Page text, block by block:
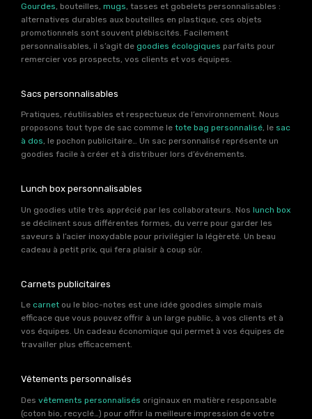
Gourdes, bouteilles, mugs, tasses et gobelets personnalisables :
alternatives durables aux bouteilles en plastique, ces objets
promotionnels sont souvent plébiscités. Facilement
personnalisables, il s’agit de goodies écologiques parfaits pour
remercier vos prospects, vos clients et vos équipes.
Sacs personnalisables
Pratiques, réutilisables et respectueux de l’environnement. Nous
proposons tout type de sac comme le tote bag personnalisé, le sac
à dos, le pochon publicitaire… Un sac personnalisé représente un
goodies facile à créer et à distribuer lors d’événements.
Lunch box personnalisables
Un goodies utile très apprécié par les collaborateurs. Nos lunch box
se déclinent sous différentes formes, du verre pour garder les
saveurs à l’acier inoxydable pour privilégier la légèreté. Un beau
cadeau à petit prix, qui fera plaisir à coup sûr.
Carnets publicitaires
Le carnet ou le bloc-notes est une idée goodies simple mais
efficace que vous pouvez offrir à un large public, à vos clients et à
vos équipes. Un cadeau économique qui permet à vos équipes de
travailler plus efficacement.
Vêtements personnalisés
Des vêtements personnalisés originaux en matière responsable
(coton bio, recyclé…) pour offrir la meilleure impression de votre